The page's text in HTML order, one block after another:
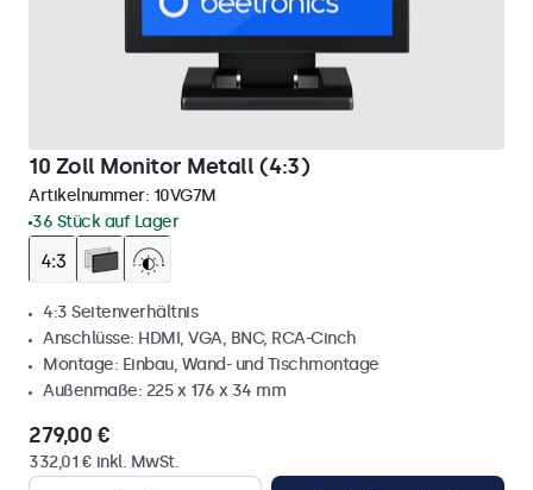
10 Zoll Monitor Metall (4:3)
Artikelnummer: 10VG7M
36 Stück auf Lager
4:3 Seitenverhältnis
Anschlüsse: HDMI, VGA, BNC, RCA-Cinch
Montage: Einbau, Wand- und Tischmontage
Außenmaße: 225 x 176 x 34 mm
279,00 €
332,01 € inkl. MwSt.